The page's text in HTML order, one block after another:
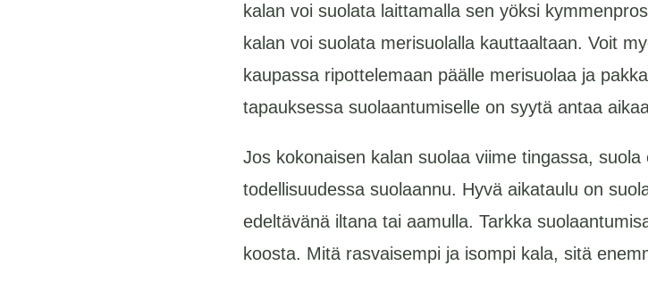
kalan voi suolata laittamalla sen yöksi
kalan voi suolata merisuolalla kauttaaltaan. Voit
kaupassa ripottelemaan päälle merisuolaa ja
tapauksessa suolaantumiselle on syytä antaa
Jos kokonaisen kalan suolaa viime tingassa,
todellisuudessa suolaannu. Hyvä aikataulu on
edeltävänä iltana tai aamulla. Tarkka
koosta. Mitä rasvaisempi ja isompi kala, sitä